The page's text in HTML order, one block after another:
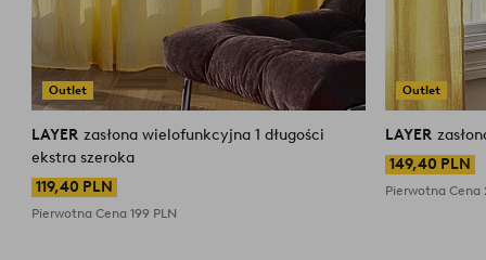
Outlet
LAYER zasłona wielofunkcyjna 1 długości
ekstra szeroka
119,40 PLN
Pierwotna Cena199 PLN
Outlet
LAYER
149,40 PLN
Pierwotna Cena